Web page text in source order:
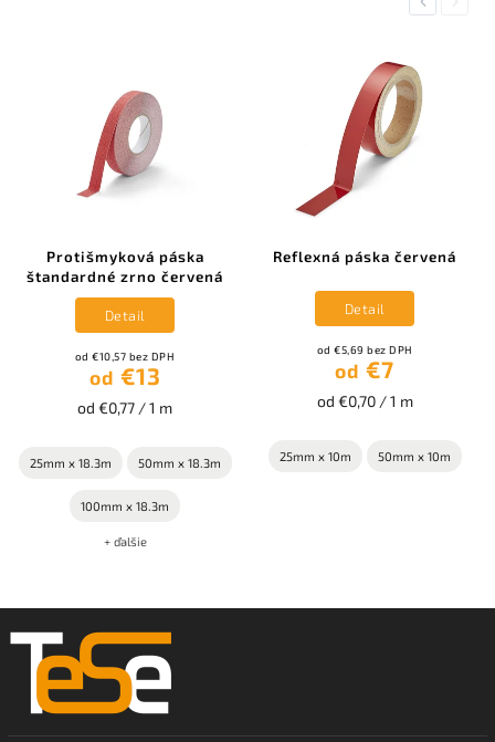
Protišmyková páska
štandardné zrno červená
od €10,57 bez DPH
od €13
od €0,77 / 1 m
Detail
25mm x 18.3m 50mm x 18.3m
100mm x 18.3m
+ ďalšie
Reflexná páska červená
od €5,69 bez DPH
od €7
od €0,70 / 1 m
Detail
25mm x 10m 50mm x 10m